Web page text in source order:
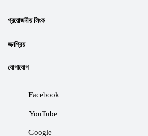
প্রয়োজনীয় লিংক
জনপ্রিয়
যোগাযোগ
Facebook
YouTube
Google